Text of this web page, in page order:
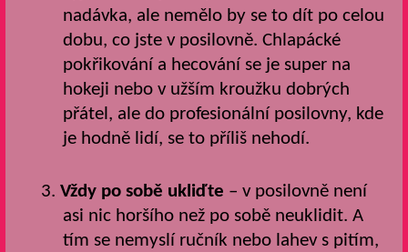
nadávka, ale nemělo by se to dít po celou
dobu, co jste v posilovně. Chlapácké
pokřikování a hecování se je super na
hokeji nebo v užším kroužku dobrých
přátel, ale do profesionální posilovny, kde
je hodně lidí, se to příliš nehodí.
3. Vždy po sobě ukliďte – v posilovně není
asi nic horšího než po sobě neuklidit. A
tím se nemyslí ručník nebo lahev s pitím,